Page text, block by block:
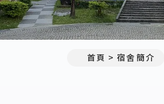
首頁 宿舍簡介